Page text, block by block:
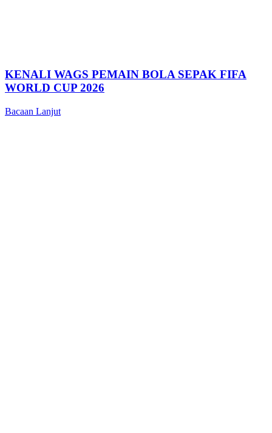
KENALI WAGS PEMAIN BOLA SEPAK FIFA
WORLD CUP 2026
Bacaan Lanjut